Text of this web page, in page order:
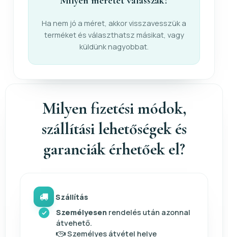
Ha nem jó a méret, akkor visszavesszük a
terméket és választhatsz másikat, vagy
küldünk nagyobbat.
Milyen fizetési módok,
szállítási lehetőségek és
garanciák érhetőek el?
Szállítás
Személyesen rendelés után azonnal
átvehető.
Személyes átvétel helye